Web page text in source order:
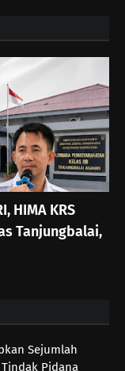
HIMA KRS
Tanjungbalai,
Sejumlah
Pidana